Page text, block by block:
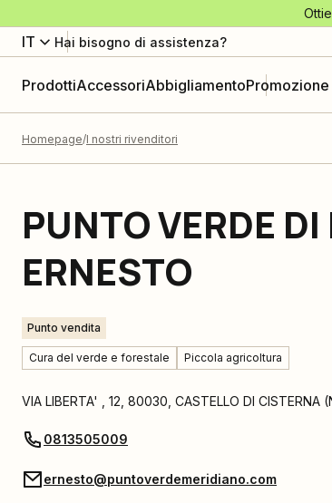
IT Hai bisogno di assistenza?
ProdottiAccessoriAbbigliamento
Homepage I nostri rivenditori
PUNTO VERDE
ERNESTO
Punto vendita
Cura del verde e forestale Piccola agricoltura
VIA LIBERTA' , 12 80030 CASTELLO DI CISTERNA (
0813505009
ernesto@puntoverdemeridiano.com